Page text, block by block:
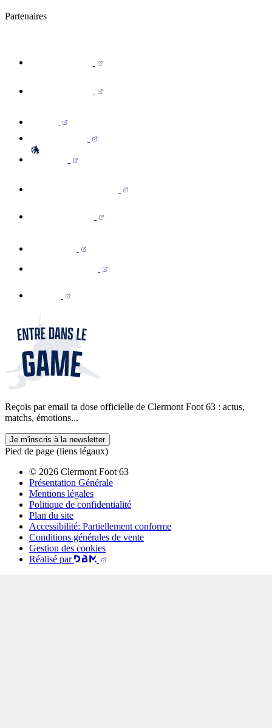
Partenaires
Reçois par email ta dose officielle de Clermont Foot 63 : actus,
matchs, émotions...
Je m'inscris à la newsletter
Pied de page (liens légaux)
© 2026 Clermont Foot 63
Présentation Générale
Mentions légales
Politique de confidentialité
Plan du site
Accessibilité: Partiellement conforme
Conditions générales de vente
Gestion des cookies
Réalisé par